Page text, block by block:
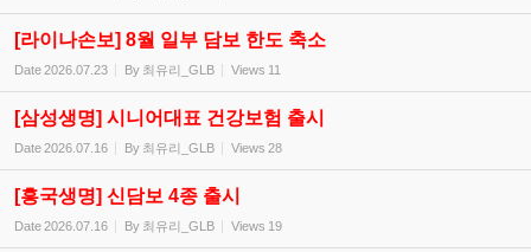
[라이나손보] 8월 일부 담보 한도 축소
Date2026.07.23 By 최유리_GLB Views 11
[삼성생명] 시니어대표 건강보험 출시
Date2026.07.16 By 최유리_GLB Views 28
[흥국생명] 신담보 4종 출시
Date2026.07.16 By 최유리_GLB Views 19